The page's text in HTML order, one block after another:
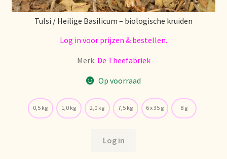
Tulsi / Heilige Basilicum – biologische kruiden
Log in voor prijzen & bestellen.
Merk: De Theefabriek
Op voorraad
0,5 kg 1,0 kg 2,0 kg 7,5 kg 6 x 35 g 8 g
Log in